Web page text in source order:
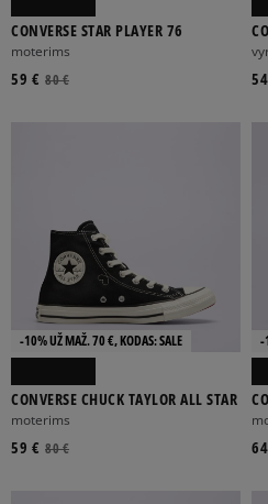
CONVERSE STAR PLAYER 76
moterims
80 €
59 €
OX
-10% UŽ MAŽ. 70 €, KODAS: SALE
CONVERSE CHUCK TAYLOR ALL STAR
moterims
80 €
59 €
-